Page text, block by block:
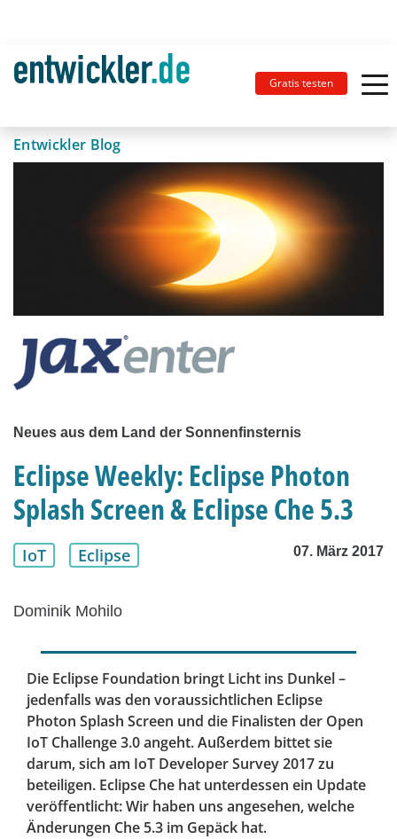
Gratis testen
Entwickler Blog
Neues aus dem Land der Sonnenfinsternis
Eclipse Weekly: Eclipse Photon
Splash Screen & Eclipse Che 5.3
IoT Eclipse 07. März 2017
Dominik Mohilo
Die Eclipse Foundation bringt Licht ins Dunkel –
jedenfalls was den voraussichtlichen Eclipse
Photon Splash Screen und die Finalisten der Open
IoT Challenge 3.0 angeht. Außerdem bittet sie
darum, sich am IoT Developer Survey 2017 zu
beteiligen. Eclipse Che hat unterdessen ein Update
veröffentlicht: Wir haben uns angesehen, welche
Änderungen Che 5.3 im Gepäck hat.